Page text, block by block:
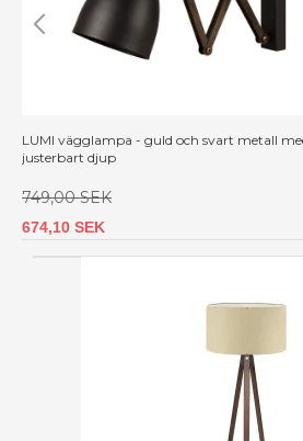
LUMI vägglampa - guld och svart metall
justerbart djup
749,00 SEK
674,10 SEK